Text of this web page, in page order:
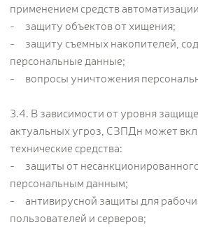
применением средств
- защиту объектов от хищения;
- защиту съемных накопителей,
персональные данные;
- вопросы уничтожения
3.4. В зависимости от уровня
актуальных угроз, СЗПДн может
технические средства:
- защиты от
персональным данным;
- антивирусной защиты для
пользователей и серверов;